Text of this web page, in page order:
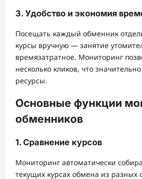
3. Удобство и экономия
Посещать каждый обменник
курсы вручную — занятие
времязатратное. Мониторинг
несколько кликов, что
ресурсы.
Основные функции
обменников
1. Сравнение курсов
Мониторинг автоматически
текущих курсах обмена из разных